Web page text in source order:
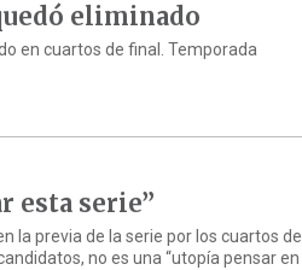
eliminado
en cuartos de final. Temporada
esta serie”
la previa de la serie por los cuartos de
no es una “utopía pensar en